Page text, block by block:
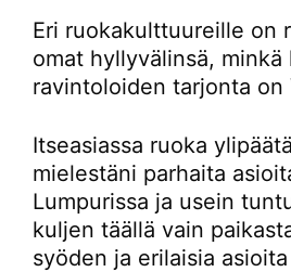
Eri ruokakulttuureille on
omat hyllyvälinsä, minkä
ravintoloiden tarjonta on
Itseasiassa ruoka
mielestäni parhaita
Lumpurissa ja usein
kuljen täällä vain
syöden ja erilaisia